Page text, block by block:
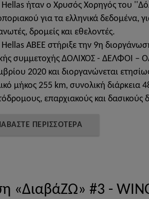
Hellas ήταν ο Χρυσός Χορηγός του
για τα ελληνικά δεδομένα,
δρομείς και εθελοντές.
Hellas ABEE στήριξε την 9η
συμμετοχής ΔΟΛΙΧΟΣ - ΔΕΛΦΟΙ –
2020 και διοργανώνεται
μήκος 255 km, συνολική διάρκεια
επαρχιακούς και δασικούς
ΠΕΡΙΣΣΟΤΕΡΑ
«ΔιαβάΖΩ» #3 -